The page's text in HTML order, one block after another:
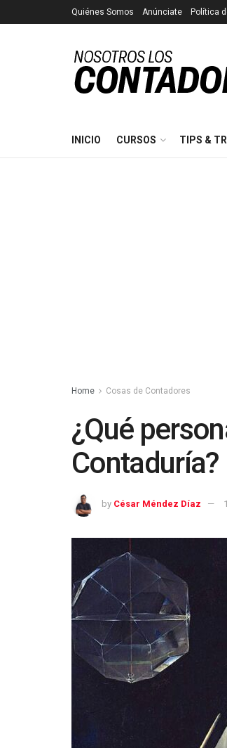
Quiénes Somos Anúnciate Política
INICIO CURSOS TIPS &
Home Cosas de Contadores
¿Qué
Contaduría?
by César Méndez Díaz